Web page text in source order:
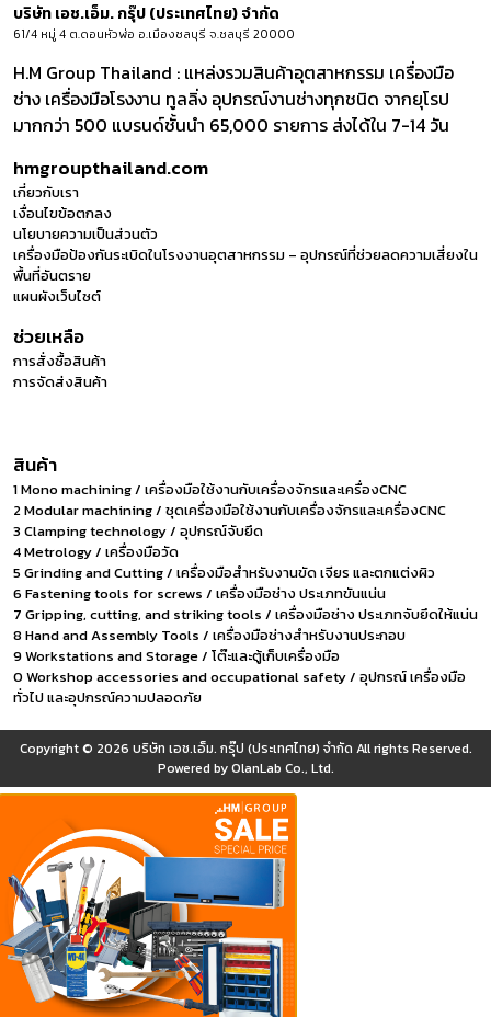
บริษัท เอช.เอ็ม. กรุ๊ป (ประเทศไทย) จำกัด
61/4 หมู่ 4 ต.ดอนหัวฬ่อ อ.เมืองชลบุรี จ.ชลบุรี 20000
H.M Group Thailand : แหล่งรวมสินค้าอุตสาหกรรม เครื่องมือ
ช่าง เครื่องมือโรงงาน ทูลลิ่ง อุปกรณ์งานช่างทุกชนิด จากยุโรป
มากกว่า 500 แบรนด์ชั้นนำ 65,000 รายการ ส่งได้ใน 7-14 วัน
hmgroupthailand.com
เกี่ยวกับเรา
เงื่อนไขข้อตกลง
นโยบายความเป็นส่วนตัว
เครื่องมือป้องกันระเบิดในโรงงานอุตสาหกรรม – อุปกรณ์ที่ช่วยลดความเสี่ยงใน
พื้นที่อันตราย
แผนผังเว็บไซต์
ช่วยเหลือ
การสั่งซื้อสินค้า
การจัดส่งสินค้า
สินค้า
1 Mono machining / เครื่องมือใช้งานกับเครื่องจักรและเครื่องCNC
2 Modular machining / ชุดเครื่องมือใช้งานกับเครื่องจักรและเครื่องCNC
3 Clamping technology / อุปกรณ์จับยึด
4 Metrology / เครื่องมือวัด
5 Grinding and Cutting / เครื่องมือสำหรับงานขัด เจียร และตกแต่งผิว
6 Fastening tools for screws / เครื่องมือช่าง ประเภทขันแน่น
7 Gripping, cutting, and striking tools / เครื่องมือช่าง ประเภทจับยึดให้แน่น
8 Hand and Assembly Tools / เครื่องมือช่างสำหรับงานประกอบ
9 Workstations and Storage / โต๊ะและตู้เก็บเครื่องมือ
0 Workshop accessories and occupational safety / อุปกรณ์ เครื่องมือ
ทั่วไป และอุปกรณ์ความปลอดภัย
Copyright © 2026 บริษัท เอช.เอ็ม. กรุ๊ป (ประเทศไทย) จำกัด All rights Reserved.
Powered byOlanLab Co., Ltd.